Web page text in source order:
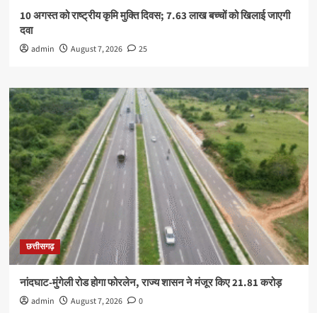
10 अगस्त को राष्ट्रीय कृमि मुक्ति दिवस; 7.63 लाख बच्चों को खिलाई जाएगी
दवा
admin August 7, 2026 25
छत्तीसगढ़
नांदघाट-मुंगेली रोड होगा फोरलेन, राज्य शासन ने मंजूर किए 21.81 करोड़
admin August 7, 2026 0